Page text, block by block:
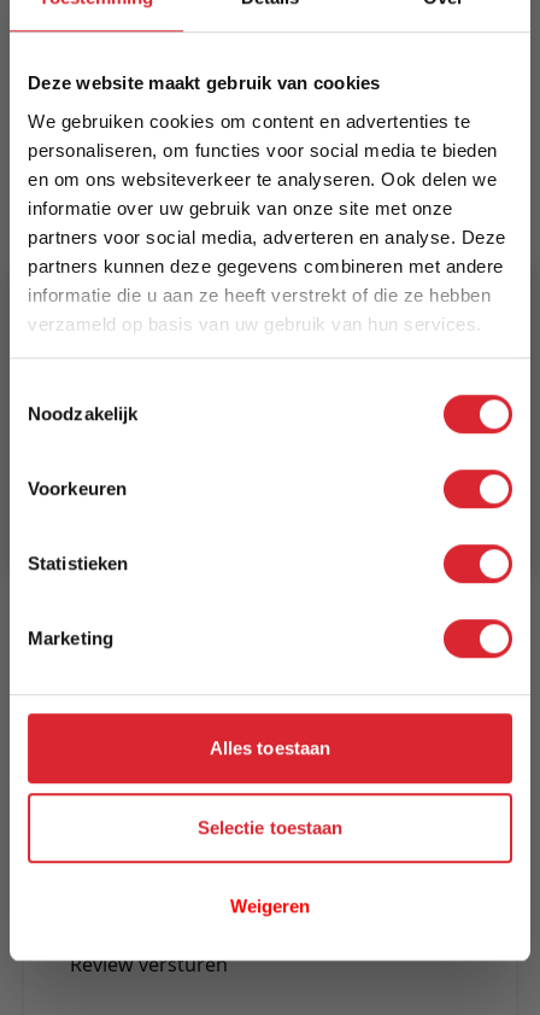
Deze website maakt gebruik van cookies
We gebruiken cookies om content en advertenties te
personaliseren, om functies voor social media te bieden
en om ons websiteverkeer te analyseren. Ook delen we
informatie over uw gebruik van onze site met onze
partners voor social media, adverteren en analyse. Deze
partners kunnen deze gegevens combineren met andere
informatie die u aan ze heeft verstrekt of die ze hebben
verzameld op basis van uw gebruik van hun services.
Noodzakelijk
Voorkeuren
Statistieken
Marketing
Alles toestaan
Selectie toestaan
Weigeren
karakter. Ook geschikt voor vergaderruimtes;
onderhoudsset beschikbaar.
Schrijf uw eigen review
Samenvatting
Review versturen
Meer informatie
Merk
Dimehouse
EAN
8720239867305
€ 474,94
3 tot 5 werkdagen